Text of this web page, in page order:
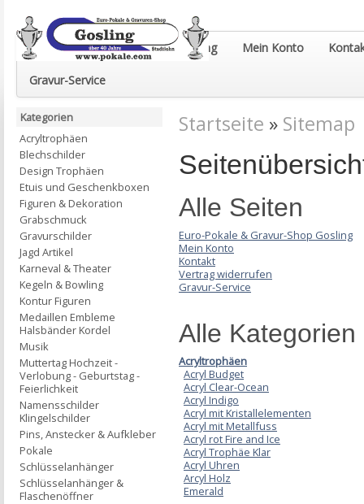
Euro-Pokale & Gravur-Shop Gosling Mein Konto
Gravur-Service
Startseite » Sitemap
Alle Seiten
Euro-Pokale & Gravur-Shop Gosling
Mein Konto
Kontakt
Vertrag widerrufen
Gravur-Service
Alle Kategorien
Acryltrophäen
Acryl Budget
Acryl Clear-Ocean
Acryl Indigo
Acryl mit Kristallelementen
Acryl mit Metallfuss
Acryl rot Fire and Ice
Acryl Trophäe Klar
Acryl Uhren
Arcyl Holz
Emerald
Kategorien
Acryltrophäen
Blechschilder
Design Trophäen
Etuis und Geschenkboxen
Figuren & Dekoration
Grabschmuck
Gravurschilder
Jagd Artikel
Karneval & Theater
Kegeln & Bowling
Kontur Figuren
Medaillen Embleme
Halsbänder Kordel
Musik
Muttertag Hochzeit -
Verlobung - Geburtstag -
Feierlichkeit
Namensschilder
Klingelschilder
Pins, Anstecker & Aufkleber
Pokale
Schlüsselanhänger
Schlüsselanhänger &
Flaschenöffner